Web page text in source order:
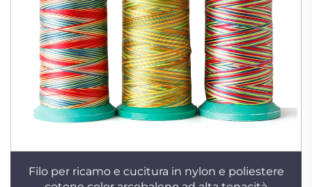
Filo per ricamo e cucitura in nylon e poliestere